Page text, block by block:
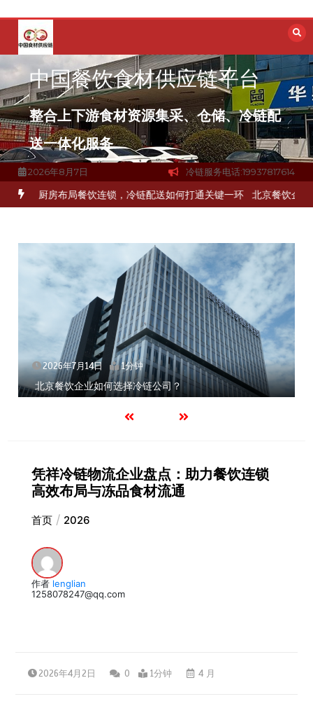
容
中国餐饮食材供应链平台
整合上下游食材资源集采、仓储、冷链配
送一体化服务
2026年8月7日 冷链服务电话:19937817614
食材流通难题？ 杭州中央厨房布局餐饮连锁，冷链配送如何打通关键
2026年7月14日 1分钟
北京餐饮企业如何选择冷链公司？
凭祥冷链物流企业盘点：助力餐饮连锁
高效布局与冻品食材流通
首页 2026
作者 lenglian
1258078247@qq.com
2026年4月2日 0 1分钟 4 月